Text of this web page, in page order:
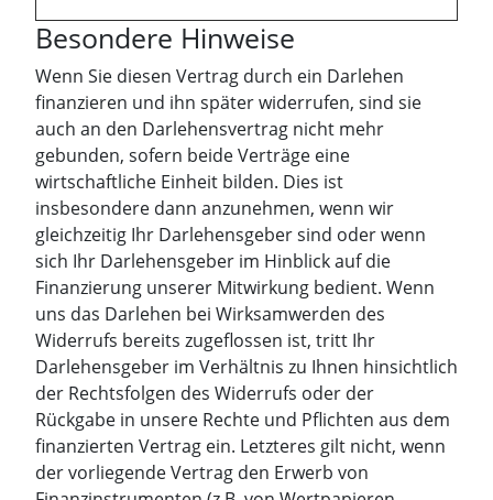
Besondere Hinweise
Wenn Sie diesen Vertrag durch ein Darlehen
finanzieren und ihn später widerrufen, sind sie
auch an den Darlehensvertrag nicht mehr
gebunden, sofern beide Verträge eine
wirtschaftliche Einheit bilden. Dies ist
insbesondere dann anzunehmen, wenn wir
gleichzeitig Ihr Darlehensgeber sind oder wenn
sich Ihr Darlehensgeber im Hinblick auf die
Finanzierung unserer Mitwirkung bedient. Wenn
uns das Darlehen bei Wirksamwerden des
Widerrufs bereits zugeflossen ist, tritt Ihr
Darlehensgeber im Verhältnis zu Ihnen hinsichtlich
der Rechtsfolgen des Widerrufs oder der
Rückgabe in unsere Rechte und Pflichten aus dem
finanzierten Vertrag ein. Letzteres gilt nicht, wenn
der vorliegende Vertrag den Erwerb von